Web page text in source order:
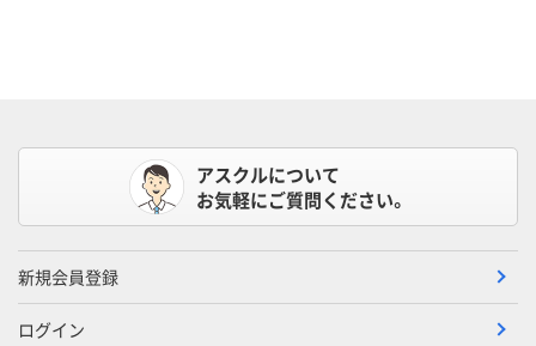
アスクルについて
お気軽にご質問ください。
新規会員登録
ログイン